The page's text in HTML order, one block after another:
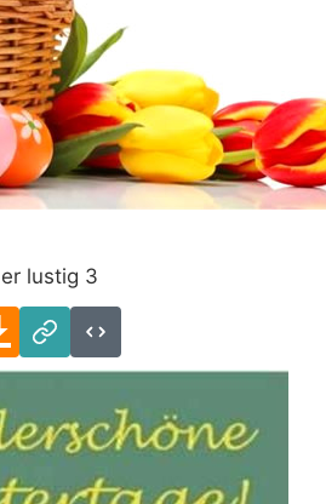
lustig 3
Download
Link